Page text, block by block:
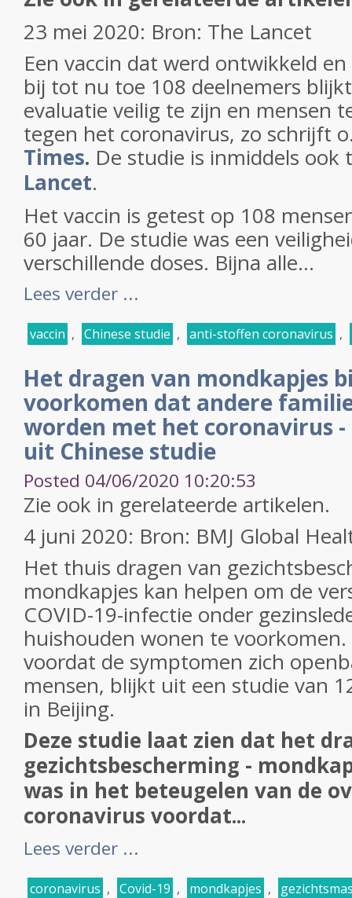
23 mei 2020: Bron: The Lancet
Een vaccin dat werd ontwikkeld
bij tot nu toe 108 deelnemers
evaluatie veilig te zijn en mensen
tegen het coronavirus, zo schrijft
Times. De studie is inmiddels
Lancet.
Het vaccin is getest op 108
60 jaar. De studie was een
verschillende doses. Bijna alle...
Lees verder ...
vaccin , Chinese studie , anti-stoffen coronavirus ,
Het dragen van mondkapjes
voorkomen dat andere
worden met het coronavirus -
uit Chinese studie
Posted 04/06/2020 10:20:53
Zie ook in gerelateerde artikelen.
4 juni 2020: Bron: BMJ Global
Het thuis dragen van
mondkapjes kan helpen om de
COVID-19-infectie onder
huishouden wonen te
voordat de symptomen zich
mensen, blijkt uit een studie van
in Beijing.
Deze studie laat zien dat het
gezichtsbescherming -
was in het beteugelen van de
coronavirus voordat...
Lees verder ...
coronavirus , Covid-19 , mondkapjes ,